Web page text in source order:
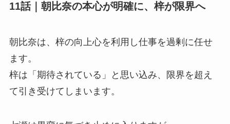
11話｜朝比奈の本心が明確に、梓が限界へ
朝比奈は、梓の向上心を利用し仕事を過剰に任せ
ます。
梓は「期待されている」と思い込み、限界を超え
て引き受けてしまいます。